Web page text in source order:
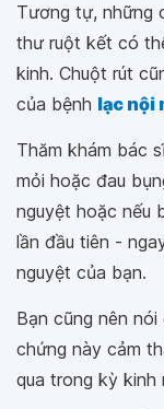
Tương tự, những
thư ruột kết có
kinh. Chuột rút
của bệnh lạc nội
Thăm khám bác
mỏi hoặc đau
nguyệt hoặc nếu
lần đầu tiên -
nguyệt của bạn.
Bạn cũng nên
chứng này cảm
qua trong kỳ kinh